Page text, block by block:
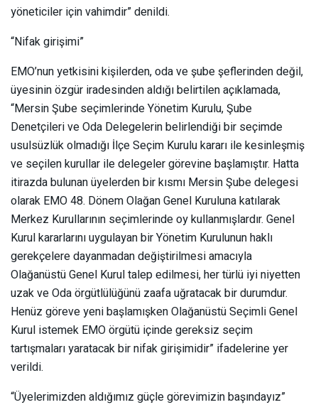
yöneticiler için vahimdir” denildi.
“Nifak girişimi”
EMO’nun yetkisini kişilerden, oda ve şube şeflerinden değil,
üyesinin özgür iradesinden aldığı belirtilen açıklamada,
“Mersin Şube seçimlerinde Yönetim Kurulu, Şube
Denetçileri ve Oda Delegelerin belirlendiği bir seçimde
usulsüzlük olmadığı İlçe Seçim Kurulu kararı ile kesinleşmiş
ve seçilen kurullar ile delegeler görevine başlamıştır. Hatta
itirazda bulunan üyelerden bir kısmı Mersin Şube delegesi
olarak EMO 48. Dönem Olağan Genel Kuruluna katılarak
Merkez Kurullarının seçimlerinde oy kullanmışlardır. Genel
Kurul kararlarını uygulayan bir Yönetim Kurulunun haklı
gerekçelere dayanmadan değiştirilmesi amacıyla
Olağanüstü Genel Kurul talep edilmesi, her türlü iyi niyetten
uzak ve Oda örgütlülüğünü zaafa uğratacak bir durumdur.
Henüz göreve yeni başlamışken Olağanüstü Seçimli Genel
Kurul istemek EMO örgütü içinde gereksiz seçim
tartışmaları yaratacak bir nifak girişimidir” ifadelerine yer
verildi.
“Üyelerimizden aldığımız güçle görevimizin başındayız”